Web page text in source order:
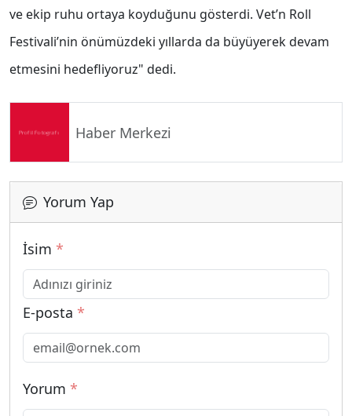
ve ekip ruhu ortaya koyduğunu gösterdi. Vet’n Roll
Festivali’nin önümüzdeki yıllarda da büyüyerek devam
etmesini hedefliyoruz" dedi.
Haber Merkezi
Yorum Yap
İsim *
E-posta *
Yorum *